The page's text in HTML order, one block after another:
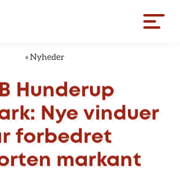
« Nyheder
Hunderup
Nye vinduer
forbedret
markant